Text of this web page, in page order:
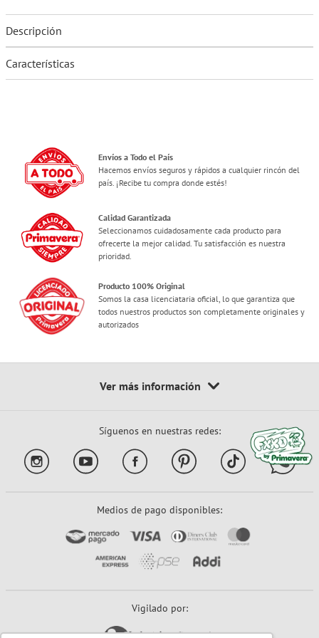
Descripción
Características
Envíos a Todo el País
Hacemos envíos seguros y rápidos a cualquier rincón del
país. ¡Recibe tu compra donde estés!
Calidad Garantizada
Seleccionamos cuidadosamente cada producto para
ofrecerte la mejor calidad. Tu satisfacción es nuestra
prioridad.
Producto 100% Original
Somos la casa licenciataria oficial, lo que garantiza que
todos nuestros productos son completamente originales y
autorizados
Síguenos en nuestras redes:
Medios de pago disponibles:
Vigilado por: